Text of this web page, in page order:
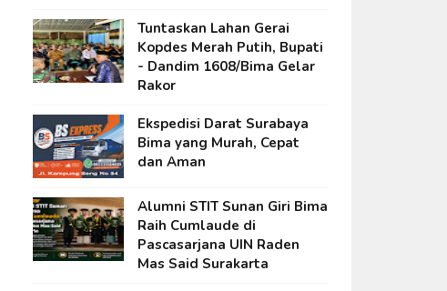
Tuntaskan Lahan Gerai
Kopdes Merah Putih, Bupati
- Dandim 1608/Bima Gelar
Rakor
Ekspedisi Darat Surabaya
Bima yang Murah, Cepat
dan Aman
Alumni STIT Sunan Giri Bima
Raih Cumlaude di
Pascasarjana UIN Raden
Mas Said Surakarta